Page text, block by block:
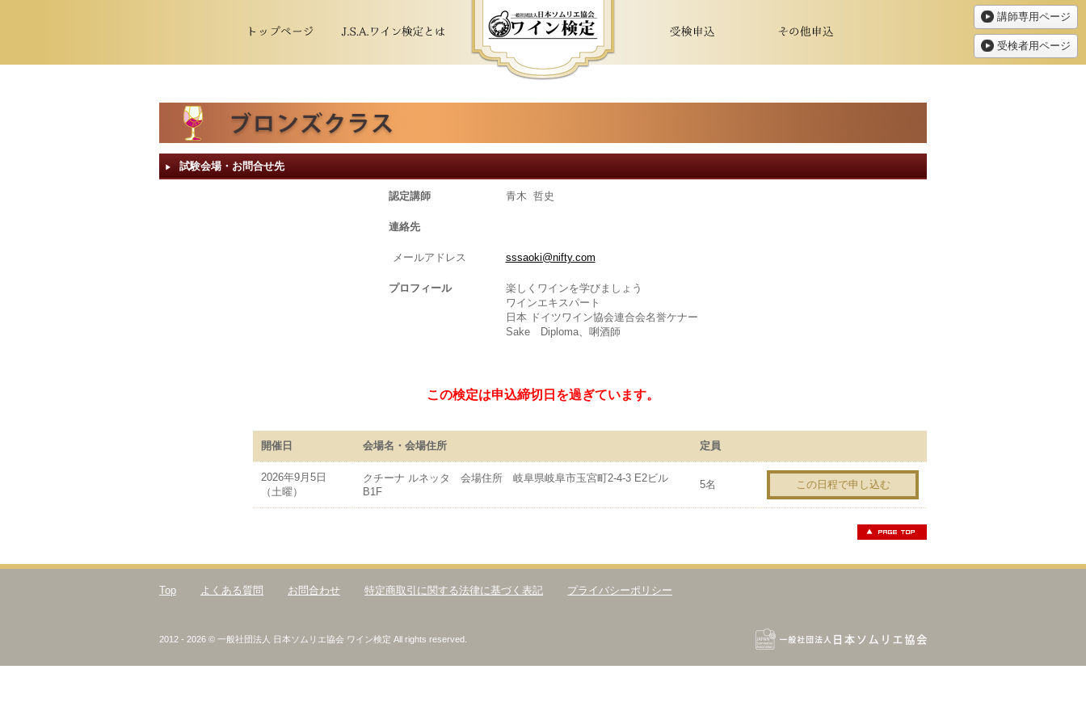
講師専用ページ
受検者用ページ
▶︎ 試験会場・お問合せ先
認定講師 青木 哲史
連絡先
メールアドレス sssaoki@nifty.com
プロフィール
楽しくワインを学びましょう
ワインエキスパート
日本 ドイツワイン協会連合会名誉ケナー
Sake Diploma、唎酒師
この検定は申込締切日を過ぎています。
開催日 会場名・会場住所 定員
2026年9月5日
（土曜）
クチーナ ルネッタ 会場住所 岐阜県岐阜市玉宮町2-4-3 E2ビル
B1F
5名 この日程で申し込む
Top よくある質問 お問合わせ 特定商取引に関する法律に基づく表記 プライバシーポリシー
2012 - 2026 © 一般社団法人 日本ソムリエ協会 ワイン検定 All rights reserved.